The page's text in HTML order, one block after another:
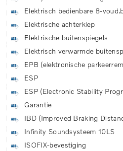
Elektrisch bedienbare 8-
Elektrische achterklep
Elektrische buitenspiegels
Elektrisch verwarmde
EPB (elektronische
ESP
ESP (Electronic Stability
Garantie
IBD (Improved Braking
Infinity Soundsysteem 10LS
ISOFIX-bevestiging